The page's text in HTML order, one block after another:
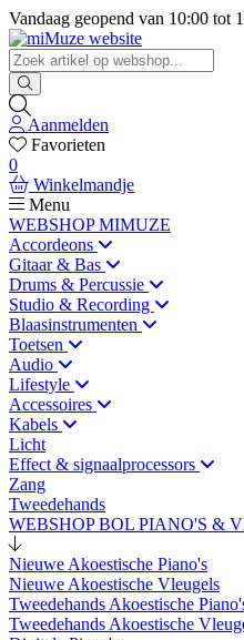
Vandaag geopend van 10:00 tot
Aanmelden
Favorieten
0
Winkelmandje
Menu
WEBSHOP MIMUZE
Accordeons
Gitaar & Bas
Drums & Percussie
Studio & Recording
Blaasinstrumenten
Toetsen
Audio
Lifestyle
Accessoires
Kabels
Licht
Effect & signaalprocessors
Zang
Tweedehands
WEBSHOP BOL PIANO'S &
Nieuwe Akoestische Piano's
Nieuwe Akoestische Vleugels
Tweedehands Akoestische
Tweedehands Akoestische